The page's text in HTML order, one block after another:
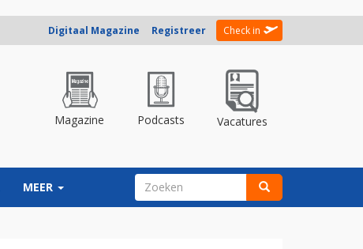
Digitaal Magazine Registreer Check in
Magazine Podcasts Vacatures
MEER ZOEKVELD